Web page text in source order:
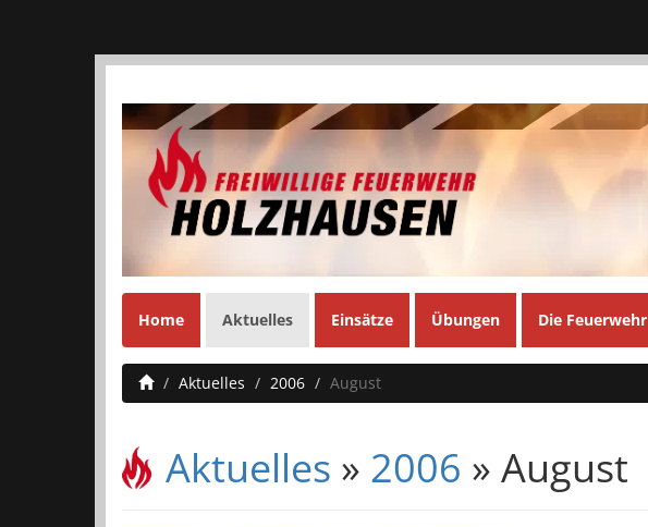
Home Aktuelles Einsätze Übungen Die Feuerwehr
Aktuelles 2006 August
Aktuelles » 2006 » August